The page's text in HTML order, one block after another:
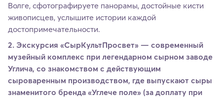
Волге, сфотографируете панорамы, достойные кисти
живописцев, услышите истории каждой
достопримечательности.
2. Экскурсия «СырКультПросвет» — современный
музейный комплекс при легендарном сырном заводе
Углича, со знакомством с действующим
сыроваренным производством, где выпускают сыры
знаменитого бренда «Углече поле» (за доплату при